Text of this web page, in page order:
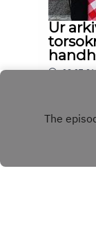
Ur
02:07:31